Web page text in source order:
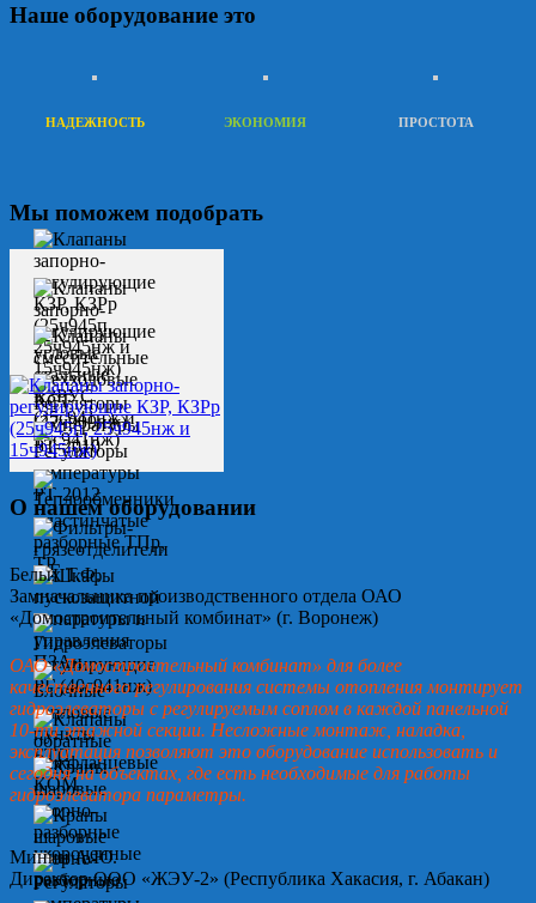
Наше оборудование это
НАДЕЖНОСТЬ ЭКОНОМИЯ ПРОСТОТА
Мы поможем подобрать
О нашем оборудовании
Белых Т.Ф.
Замначальника производственного отдела ОАО
«Домостроительный комбинат» (г. Воронеж)
ОАО «Домостроительный комбинат» для более
качественного регулирования системы отопления монтирует
гидроэлеваторы с регулируемым соплом в каждой панельной
10-ти этажной секции. Несложные монтаж, наладка,
эксплуатация позволяют это оборудование использовать и
сегодня на объектах, где есть необходимые для работы
гидроэлеватора параметры.
Минин А.Ю.
Директор ООО «ЖЭУ-2» (Республика Хакасия, г. Абакан)